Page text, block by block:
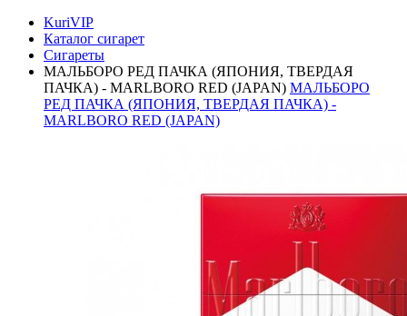
KuriVIP
Каталог сигарет
Сигареты
МАЛЬБОРО РЕД ПАЧКА (ЯПОНИЯ, ТВЕРДАЯ
ПАЧКА) - MARLBORO RED (JAPAN) МАЛЬБОРО
РЕД ПАЧКА (ЯПОНИЯ, ТВЕРДАЯ ПАЧКА) -
MARLBORO RED (JAPAN)